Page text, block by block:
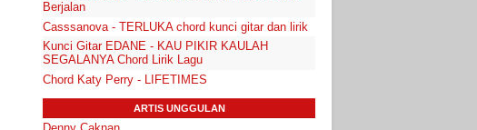
Berjalan
Casssanova - TERLUKA chord kunci gitar dan lirik
Kunci Gitar EDANE - KAU PIKIR KAULAH
SEGALANYA Chord Lirik Lagu
Chord Katy Perry - LIFETIMES
ARTIS UNGGULAN